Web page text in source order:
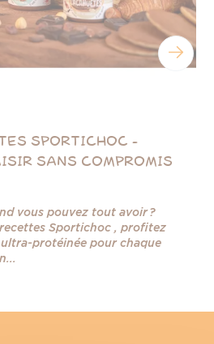
SPORTICHOC -
SANS COMPROMIS
vous pouvez tout avoir ?
Sportichoc , profitez
protéinée pour chaque